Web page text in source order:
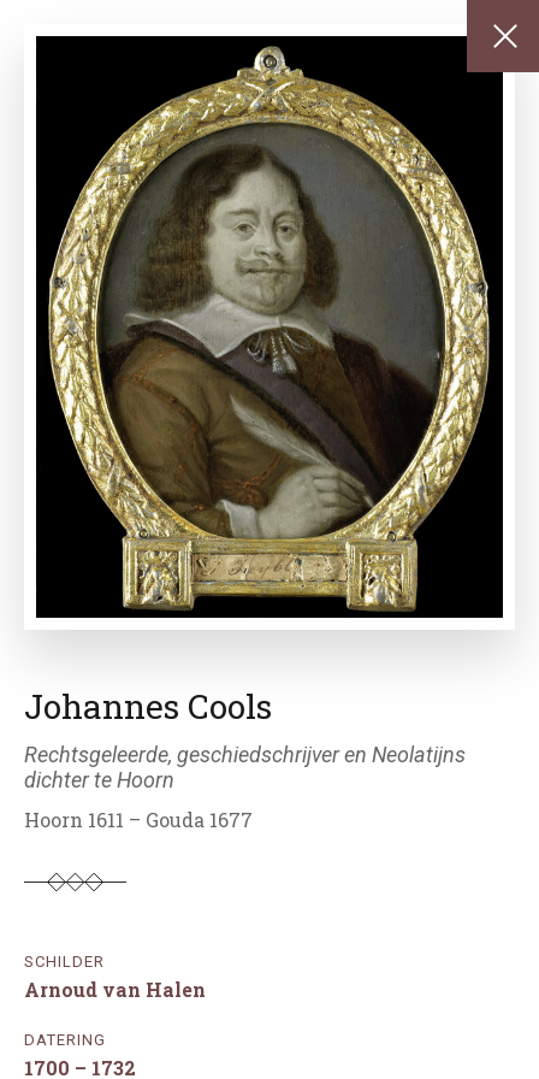
Johannes Cools
Rechtsgeleerde, geschiedschrijver en Neolatijns
dichter te Hoorn
Hoorn 1611 – Gouda 1677
SCHILDER
Arnoud van Halen
DATERING
1700 – 1732